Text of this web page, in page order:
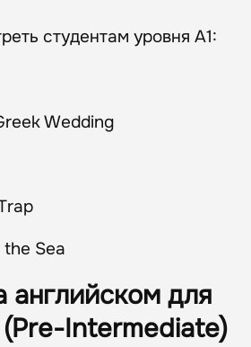
студентам уровня А1:
Wedding
Sea
для
Intermediate)